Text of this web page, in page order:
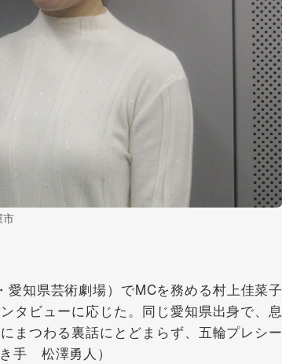
市
知県芸術劇場）でMCを務める村上佳菜子
タビューに応じた。同じ愛知県出身で、息
まつわる裏話にとどまらず、五輪プレシー
手 松澤勇人）